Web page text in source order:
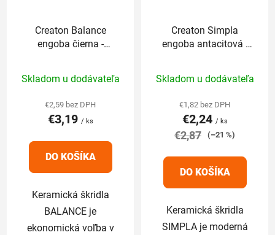
Creaton Balance
engoba čierna -
hodnotenie
produktu
je
z
Skladom u dodávateľa
€2,59 bez DPH
€3,19 / ks
DO KOŠÍKA
Keramická škridla
BALANCE je
ekonomická voľba v
Creaton Simpla
engoba antacitová -
hodnotenie
produktu
je
4,8
5
hviezdičiek.
Skladom u dodávateľa
€1,82 bez DPH
€2,24 / ks
€2,87 (–21 %)
DO KOŠÍKA
Keramická škridla
SIMPLA je moderná